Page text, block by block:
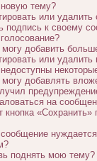
новую тему?
или
подпись к своему
добавить
или удалить
добавлять
на
кнопка «Сохранить»
поднять мою тему?